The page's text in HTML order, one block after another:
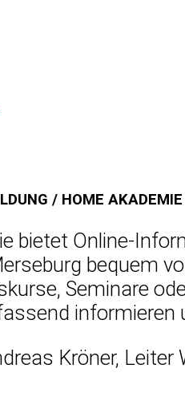
/ HOME
bietet Online-
bequem
Seminare
Kröner,